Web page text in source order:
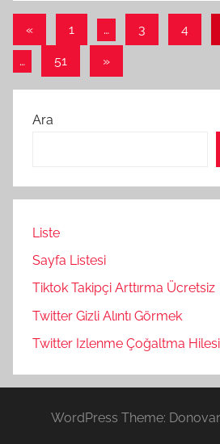
Yazı
sayfalaması
«Önceki
1 … 3 4
… 51
Sonraki
»
Ara
Liste
Sayfa Listesi
Tiktok Takipçi Arttırma Ücretsiz
Twitter Gizli Alıntı Görmek
Twitter Izlenme Çoğaltma
WordPress Theme: